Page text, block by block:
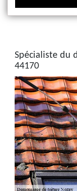
Spécialiste du
44170